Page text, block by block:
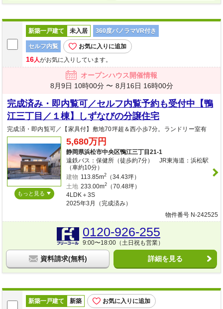
新築一戸建て 未入居 360度パノラマVR付き
セルフ内覧 お気に入りに追加
16人がお気に入りしています。
オープンハウス開催情報
8月9日 10時00分 〜 8月16日 16時00分
完成済み・即内覧可／セルフ内覧予約も受付中【鴨
江三丁目／１棟】しずなびの分譲住宅
完成済・即内覧可／【家具付】敷地70坪超＆西小歩7分。ランドリー室有
もっと見る
5,680万円
静岡県浜松市中央区鴨江三丁目21-1
遠鉄バス：保健所（徒歩約7分） JR東海道：浜松駅
（車約10分）
建物 113.85m2（34.43坪）
土地 233.00m2（70.48坪）
4LDK＋3S
2025年3月（完成済み）
物件番号 N-242525
0120-926-255
9:00〜18:00（土日祝も営業）
資料請求(無料) 詳細を見る
新築一戸建て 新築 お気に入りに追加